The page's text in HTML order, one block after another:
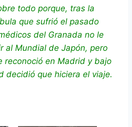
todo porque, tras la
que sufrió el pasado
del Granada no le
al Mundial de Japón, pero
reconoció en Madrid y bajo
decidió que hiciera el viaje.